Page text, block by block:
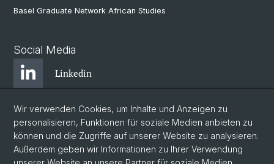
Basel Graduate Network African Studies
Social Media
Linkedin
Bluesky
Instagram
Wir verwenden Cookies, um Inhalte und Anzeigen zu
personalisieren, Funktionen für soziale Medien anbieten zu
können und die Zugriffe auf unserer Website zu analysieren.
Außerdem geben wir Informationen zu Ihrer Verwendung